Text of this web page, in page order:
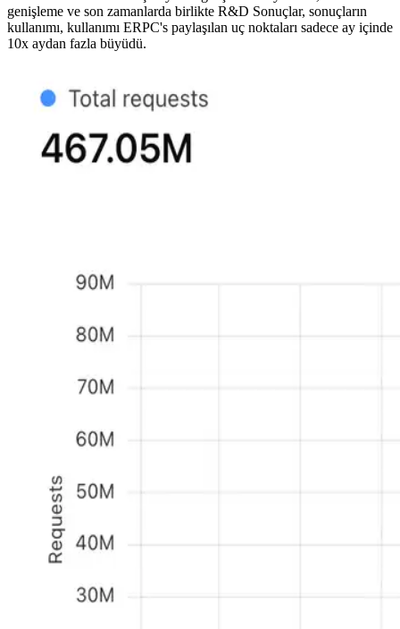
genişleme ve son zamanlarda birlikte R&D Sonuçlar, sonuçların
kullanımı, kullanımı ERPC's paylaşılan uç noktaları sadece ay içinde
10x aydan fazla büyüdü.